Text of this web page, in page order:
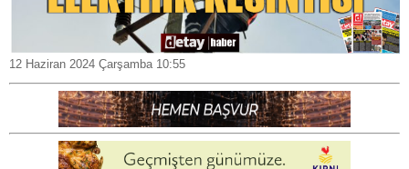
12 Haziran 2024 Çarşamba 10:55